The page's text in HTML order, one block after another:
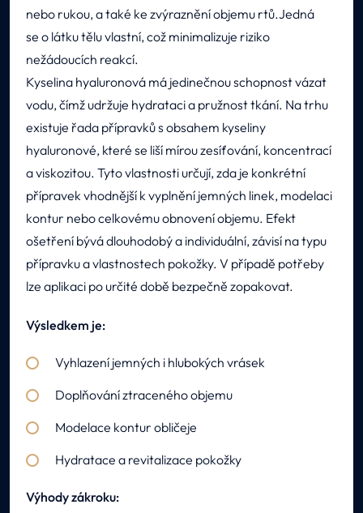
nebo rukou, a také ke zvýraznění objemu rtů.Jedná
se o látku tělu vlastní, což minimalizuje riziko
nežádoucích reakcí.
Kyselina hyaluronová má jedinečnou schopnost vázat
vodu, čímž udržuje hydrataci a pružnost tkání. Na trhu
existuje řada přípravků s obsahem kyseliny
hyaluronové, které se liší mírou zesíťování, koncentrací
a viskozitou. Tyto vlastnosti určují, zda je konkrétní
přípravek vhodnější k vyplnění jemných linek, modelaci
kontur nebo celkovému obnovení objemu. Efekt
ošetření bývá dlouhodobý a individuální, závisí na typu
přípravku a vlastnostech pokožky. V případě potřeby
lze aplikaci po určité době bezpečně zopakovat.
Výsledkem je:
Vyhlazení jemných i hlubokých vrásek
Doplňování ztraceného objemu
Modelace kontur obličeje
Hydratace a revitalizace pokožky
Výhody zákroku: